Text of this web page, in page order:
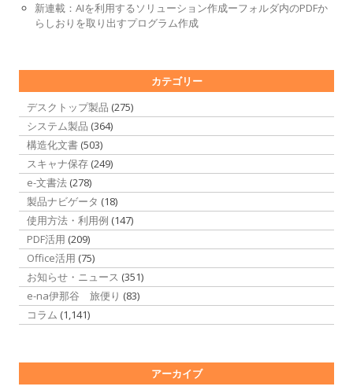
新連載：AIを利用するソリューション作成ーフォルダ内のPDFか
らしおりを取り出すプログラム作成
カテゴリー
デスクトップ製品 (275)
システム製品 (364)
構造化文書 (503)
スキャナ保存 (249)
e-文書法 (278)
製品ナビゲータ (18)
使用方法・利用例 (147)
PDF活用 (209)
Office活用 (75)
お知らせ・ニュース (351)
e-na伊那谷 旅便り (83)
コラム (1,141)
アーカイブ